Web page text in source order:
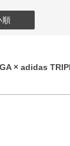
順
× adidas